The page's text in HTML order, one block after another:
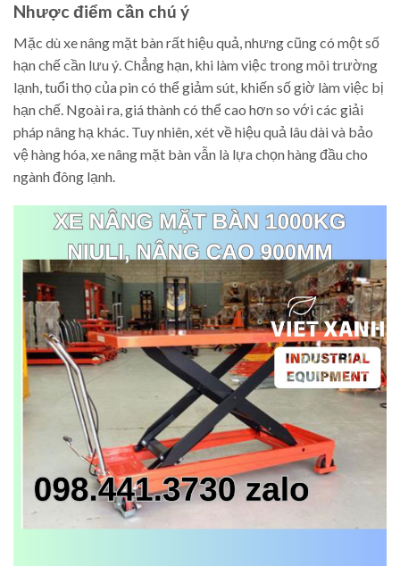
Nhược điểm cần chú ý
Mặc dù xe nâng mặt bàn rất hiệu quả, nhưng cũng có một số
hạn chế cần lưu ý. Chẳng hạn, khi làm việc trong môi trường
lạnh, tuổi thọ của pin có thể giảm sút, khiến số giờ làm việc bị
hạn chế. Ngoài ra, giá thành có thể cao hơn so với các giải
pháp nâng hạ khác. Tuy nhiên, xét về hiệu quả lâu dài và bảo
vệ hàng hóa, xe nâng mặt bàn vẫn là lựa chọn hàng đầu cho
ngành đông lạnh.